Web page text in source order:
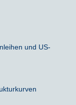
und US-